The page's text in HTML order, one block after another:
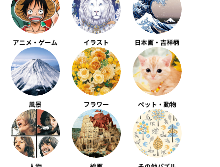
アニメ・ゲーム イラスト 日本画・吉祥柄
風景 フラワー ペット・動物